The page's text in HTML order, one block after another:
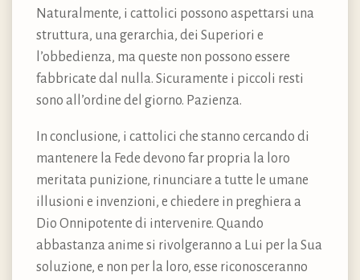
Naturalmente, i cattolici possono aspettarsi una
struttura, una gerarchia, dei Superiori e
l’obbedienza, ma queste non possono essere
fabbricate dal nulla. Sicuramente i piccoli resti
sono all’ordine del giorno. Pazienza.
In conclusione, i cattolici che stanno cercando di
mantenere la Fede devono far propria la loro
meritata punizione, rinunciare a tutte le umane
illusioni e invenzioni, e chiedere in preghiera a
Dio Onnipotente di intervenire. Quando
abbastanza anime si rivolgeranno a Lui per la Sua
soluzione, e non per la loro, esse riconosceranno